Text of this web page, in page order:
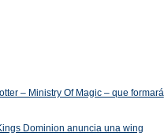
– Ministry Of Magic – que formará
Dominion anuncia una wing